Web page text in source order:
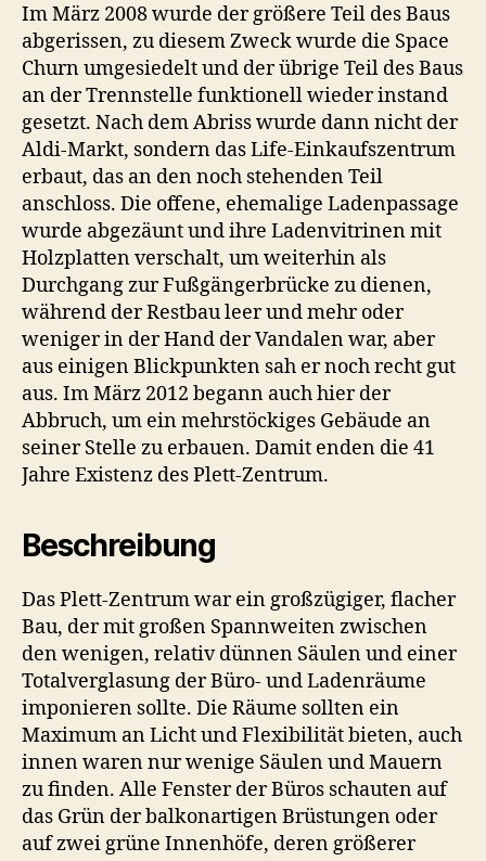
Im März 2008 wurde der größere Teil des Baus
abgerissen, zu diesem Zweck wurde die Space
Churn umgesiedelt und der übrige Teil des Baus
an der Trennstelle funktionell wieder instand
gesetzt. Nach dem Abriss wurde dann nicht der
Aldi-Markt, sondern das Life-Einkaufszentrum
erbaut, das an den noch stehenden Teil
anschloss. Die offene, ehemalige Ladenpassage
wurde abgezäunt und ihre Ladenvitrinen mit
Holzplatten verschalt, um weiterhin als
Durchgang zur Fußgängerbrücke zu dienen,
während der Restbau leer und mehr oder
weniger in der Hand der Vandalen war, aber
aus einigen Blickpunkten sah er noch recht gut
aus. Im März 2012 begann auch hier der
Abbruch, um ein mehrstöckiges Gebäude an
seiner Stelle zu erbauen. Damit enden die 41
Jahre Existenz des Plett-Zentrum.
Beschreibung
Das Plett-Zentrum war ein großzügiger, flacher
Bau, der mit großen Spannweiten zwischen
den wenigen, relativ dünnen Säulen und einer
Totalverglasung der Büro- und Ladenräume
imponieren sollte. Die Räume sollten ein
Maximum an Licht und Flexibilität bieten, auch
innen waren nur wenige Säulen und Mauern
zu finden. Alle Fenster der Büros schauten auf
das Grün der balkonartigen Brüstungen oder
auf zwei grüne Innenhöfe, deren größerer